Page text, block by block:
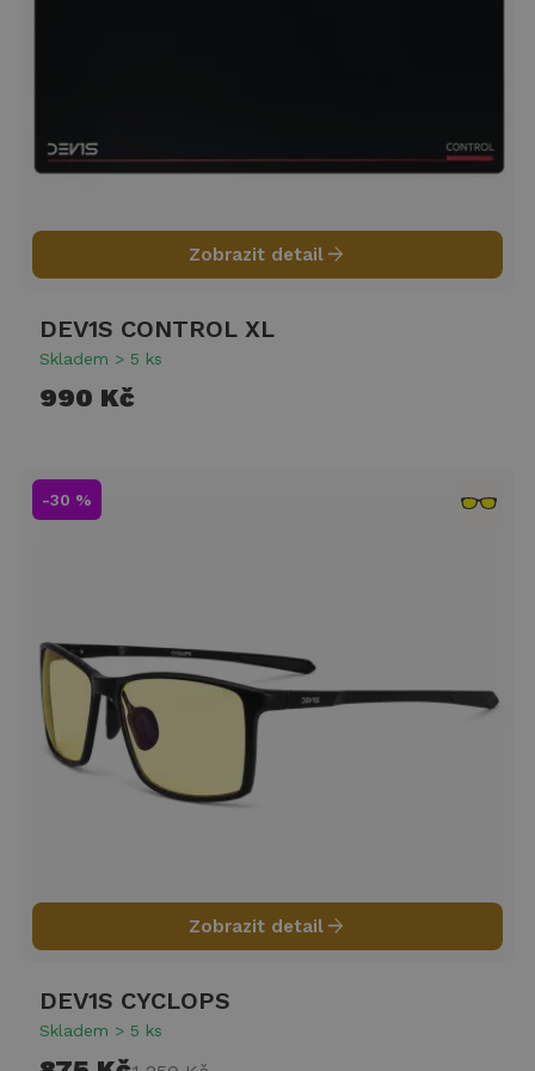
Zobrazit detailarrow_forward
DEV1S CONTROL XL
Skladem > 5 ks
990 Kč
-30 %
Zobrazit detailarrow_forward
DEV1S CYCLOPS
Skladem > 5 ks